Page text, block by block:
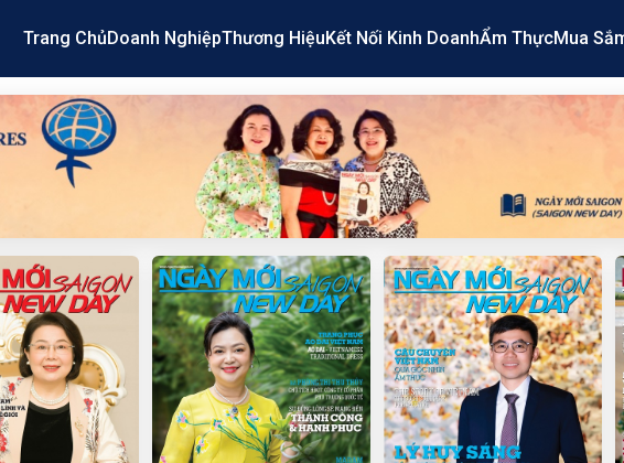
Trang ChủDoanh NghiệpThương HiệuKết Nối Kinh DoanhẨm ThựcMua